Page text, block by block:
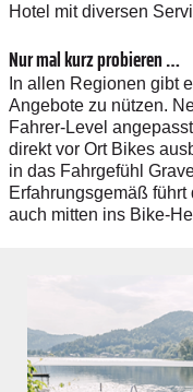
Hotel mit diversen
Nur mal kurz probieren …
In allen Regionen gibt
Angebote zu nützen.
Fahrer-Level
direkt vor Ort Bikes
in das Fahrgefühl
Erfahrungsgemäß
auch mitten ins Bike-